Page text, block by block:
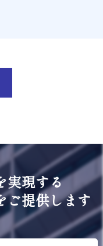
実現する
ご提供します